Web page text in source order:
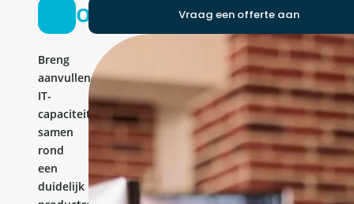
Ontwikkelteam
Breng
aanvullende
IT-
capaciteit
samen
rond
een
duidelijk
Vraag een offerte aan